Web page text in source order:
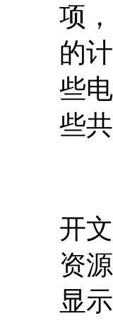
项
的
些
些
第
开
资
显